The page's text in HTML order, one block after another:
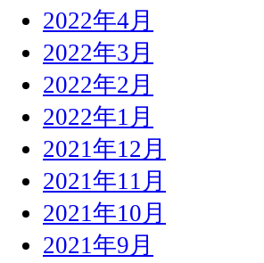
2022年4月
2022年3月
2022年2月
2022年1月
2021年12月
2021年11月
2021年10月
2021年9月